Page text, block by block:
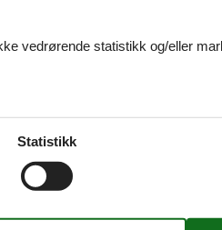
Kontakt
Herning-Danmark -Telefon:
nummer: DK26347688
vedrørende statistikk og/eller
Statistikk